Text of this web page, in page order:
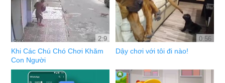
2:9
Khi Các Chú Chó Chơi Khăm
Con Người
0:56
Dậy chơi với tôi đi nào!